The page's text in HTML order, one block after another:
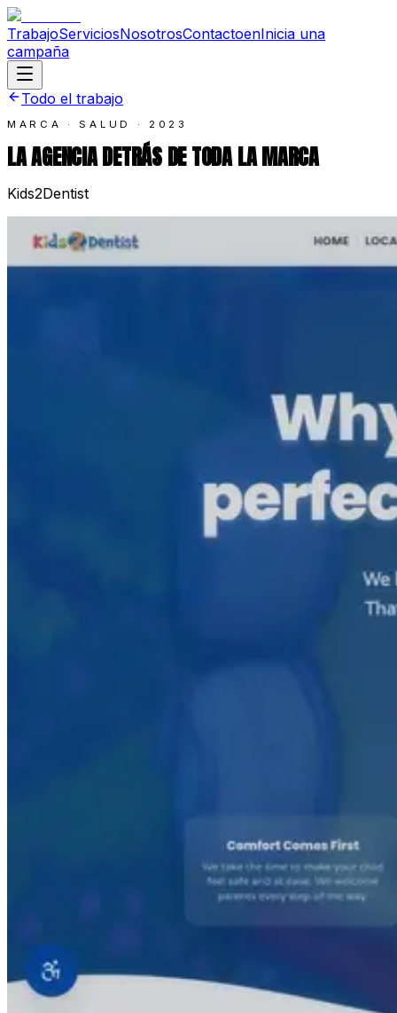
TrabajoServiciosNosotrosContactoenInicia una
campaña
Todo el trabajo
MARCA · SALUD · 2023
LA AGENCIA DETRÁS DE TODA LA MARCA
Kids2Dentist